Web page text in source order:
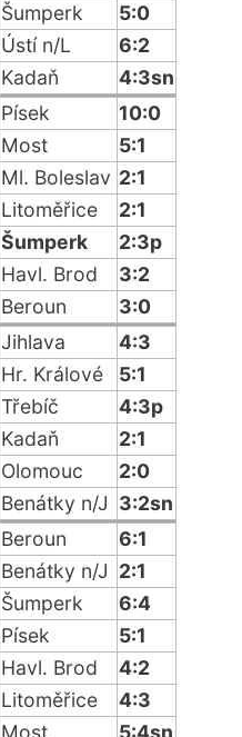
Šumperk
5:0
Ústí n/L
6:2
Kadaň
4:3sn
Písek
10:0
Most
5:1
Ml. Boleslav 2:1
Litoměřice
2:1
Šumperk
2:3p
Havl. Brod
3:2
Beroun
3:0
Jihlava
4:3
Hr. Králové
5:1
Třebíč
4:3p
Kadaň
2:1
Olomouc
2:0
Benátky n/J 3:2sn
Beroun
6:1
Benátky n/J 2:1
Šumperk
6:4
Písek
5:1
Havl. Brod
4:2
Litoměřice
4:3
Most
5:4sn